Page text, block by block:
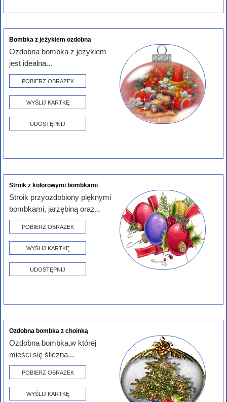
Bombka z jeżykiem ozdobna
Ozdobna bombka z jeżykiem
jest idealna...
POBIERZ OBRAZEK
WYŚLIJ KARTKĘ
UDOSTĘPNIJ
Stroik z kolorowymi bombkami
Stroik przyozdobiony pięknymi
bombkami, jarzębiną oraz...
POBIERZ OBRAZEK
WYŚLIJ KARTKĘ
UDOSTĘPNIJ
Ozdobna bombka z choinką
Ozdobna bombka,w której
mieści się śliczna...
POBIERZ OBRAZEK
WYŚLIJ KARTKĘ